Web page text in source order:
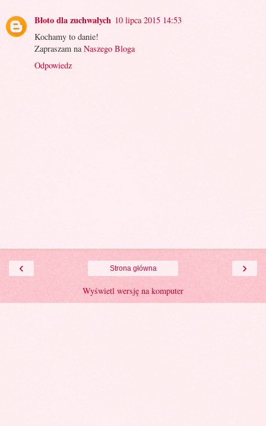
Błoto dla zuchwałych 10 lipca 2015 14:53
Kochamy to danie!
Zapraszam naNaszego Bloga
Odpowiedz
‹ ›
Strona główna
Wyświetl wersję na komputer